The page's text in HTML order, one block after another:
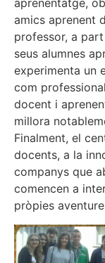
aprenentatge,
amics aprenent
professor, a
seus alumnes
experimenta un
com
docent i
millora
Finalment, el
docents, a la
companys que
comencen a
pròpies